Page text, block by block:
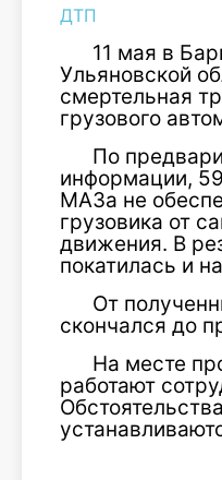
ДТП
11 мая в
Ульяновской
смертельная
грузового
По
информации,
МАЗа не
грузовика от
движения. В
покатилась и
От
скончался до
На месте
работают